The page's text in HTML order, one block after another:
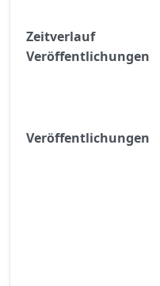
Zeitverlauf
Veröffentlichungen
Veröffentlichungen